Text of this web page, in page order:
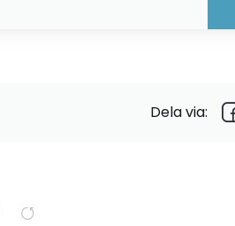
Dela via: